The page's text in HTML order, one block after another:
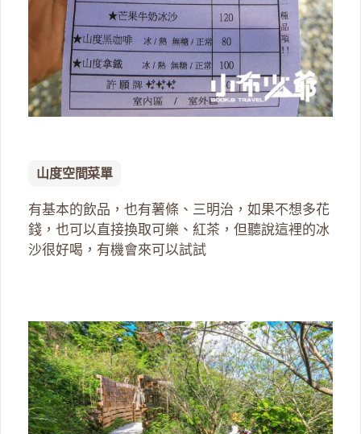
山度空間菜單
有基本的飲品，也有薯條、三明治，如果不想多花
錢，也可以直接換取可樂、紅茶，但聽說這裡的冰
沙很好喝，有機會來可以試試